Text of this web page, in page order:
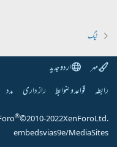
ٹیگ
مہر
اردو جدید
رابطہ قواعد و ضوابط راز داری مدد
®© 2010-2022 XenForo Ltd.
embeds via s9e/MediaSites